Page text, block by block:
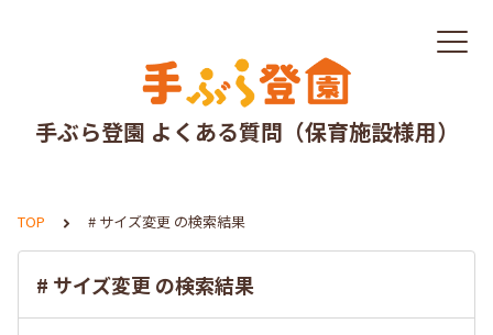
手ぶら登園 よくある質問（保育施設様用）
TOP # サイズ変更 の検索結果
# サイズ変更 の検索結果